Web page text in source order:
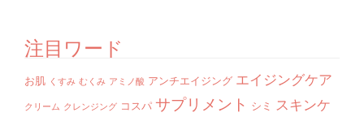
注目ワード
お肌 くすみ むくみ アミノ酸 アンチエイジング エイジングケア
クリーム クレンジング コスパ サプリメント シミ スキンケ